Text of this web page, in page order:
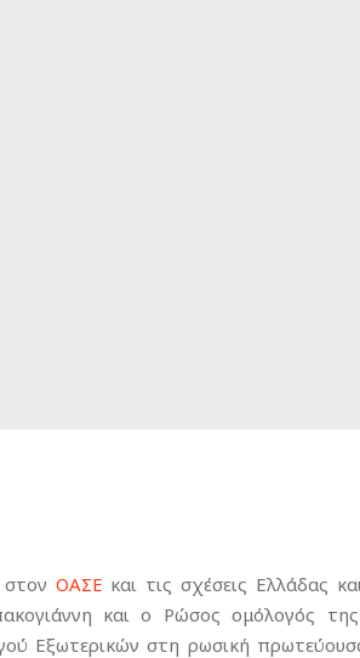
ΟΑΣΕ και τις σχέσεις Ελλάδας
και ο Ρώσος ομόλογός της
Εξωτερικών στη ρωσική